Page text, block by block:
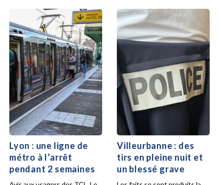
Lyon : une ligne de
métro à l’arrêt
pendant 2 semaines
Villeurbanne : des
tirs en pleine nuit et
un blessé grave